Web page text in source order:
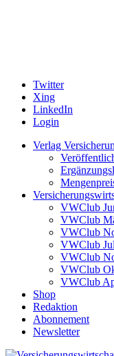
Twitter
Xing
LinkedIn
Login
Verlag
VWClub
VWClub
VWClub
VWClub
VWClub
VWClub
VWClub
Shop
Redaktion
Abonnement
Newsletter